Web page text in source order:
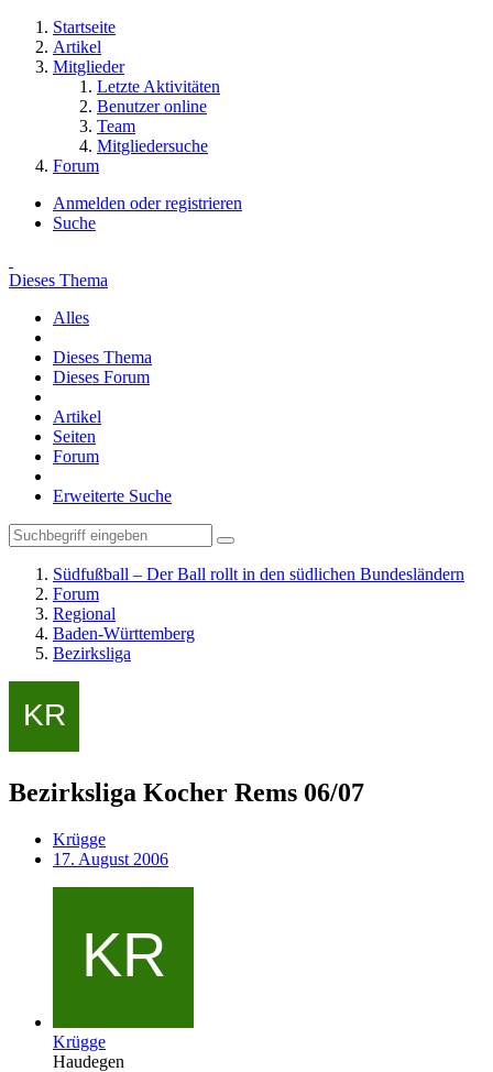
Startseite
Artikel
Mitglieder
Letzte Aktivitäten
Benutzer online
Team
Mitgliedersuche
Forum
Anmelden oder registrieren
Suche
Dieses Thema
Alles
Dieses Thema
Dieses Forum
Artikel
Seiten
Forum
Erweiterte Suche
Südfußball – Der Ball rollt in den südlichen Bundesländern
Forum
Regional
Baden-Württemberg
Bezirksliga
Bezirksliga Kocher Rems 06/07
Krügge
17. August 2006
Krügge
Haudegen